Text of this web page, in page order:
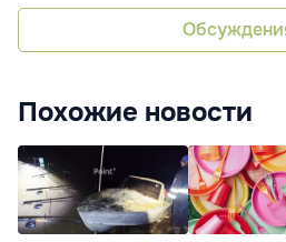
Похожие новости